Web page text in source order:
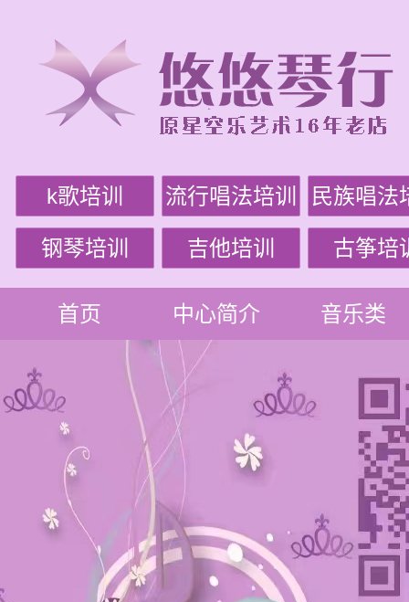
k歌培训 流行唱法培训 民族唱法
钢琴培训 吉他培训 古筝培
首页 中心简介 音乐类